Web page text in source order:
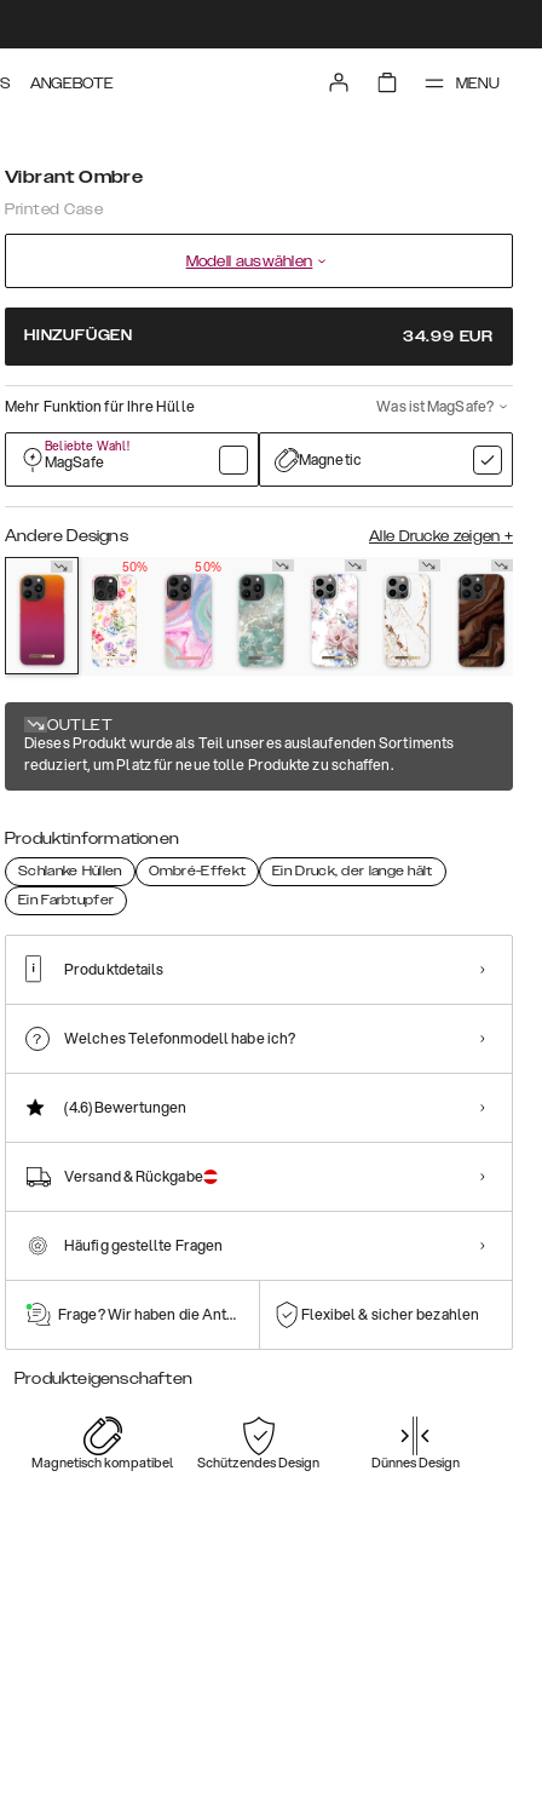
ANGEBOTE MENU
Vibrant Ombre
Printed Case
Modell auswählen
HINZUFÜGEN 34.99 EUR
Mehr Funktion für Ihre Hülle Was ist MagSafe?
Beliebte Wahl!
MagSafe Magnetic
Andere Designs Alle Drucke zeigen +
50%
50%
OUTLET
Dieses Produkt wurde als Teil unseres auslaufenden Sortiments
reduziert, um Platz für neue tolle Produkte zu schaffen.
Produktinformationen
Schlanke Hüllen Ombré-Effekt
Ein Druck, der lange hält
Ein Farbtupfer
Produktdetails
Welches Telefonmodell habe ich?
(4.6)Bewertungen
Versand & Rückgabe
Häufig gestellte Fragen
Frage? Wir haben die Antwort! Flexibel & sicher bezahlen
Produkteigenschaften
Magnetisch kompatibel Schützendes Design Dünnes Design